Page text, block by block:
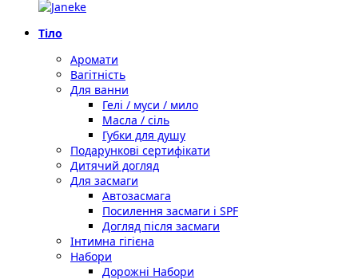
Тіло
Аромати
Вагітність
Для ванни
Гелі / муси / мило
Масла / сіль
Губки для душу
Подарункові сертифікати
Дитячий догляд
Для засмаги
Автозасмага
Посилення засмаги і SPF
Догляд після засмаги
Інтимна гігієна
Набори
Дорожні Набори